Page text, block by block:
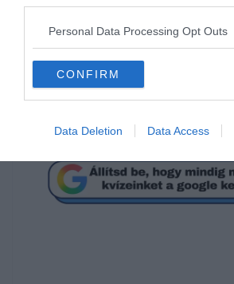
Personal Data Processing Opt Outs
CONFIRM
Data Deletion Data Access
Mi a megoldás?
9
1